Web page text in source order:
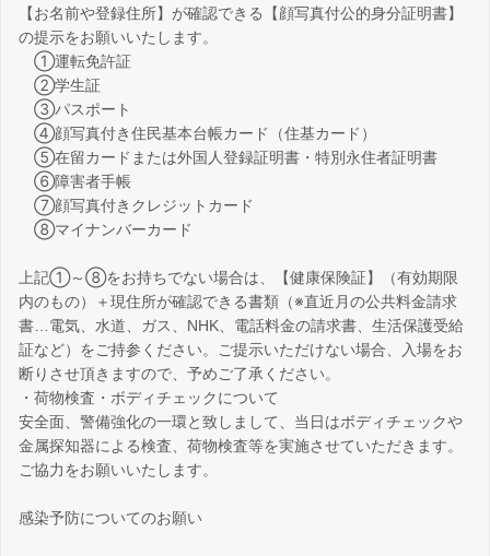
【お名前や登録住所】が確認できる【顔写真付公的身分証明書】
の提示をお願いいたします。
①運転免許証
②学生証
③パスポート
④顔写真付き住民基本台帳カード（住基カード）
⑤在留カードまたは外国人登録証明書・特別永住者証明書
⑥障害者手帳
⑦顔写真付きクレジットカード
⑧マイナンバーカード
上記①～⑧をお持ちでない場合は、【健康保険証】（有効期限
内のもの）＋現住所が確認できる書類（※直近月の公共料金請求
書…電気、水道、ガス、NHK、電話料金の請求書、生活保護受給
証など）をご持参ください。ご提示いただけない場合、入場をお
断りさせ頂きますので、予めご了承ください。
・荷物検査・ボディチェックについて
安全面、警備強化の一環と致しまして、当日はボディチェックや
金属探知器による検査、荷物検査等を実施させていただきます。
ご協力をお願いいたします。
感染予防についてのお願い